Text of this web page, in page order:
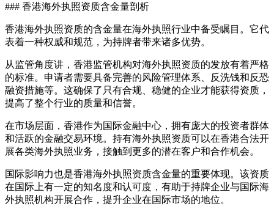
### 香港海外执照资质含金量剖析
香港海外执照资质的含金量在海外执照行业中备受瞩目。它代
表着一种权威和规范，为持牌者带来诸多优势。
从监管角度讲，香港监管机构对海外执照资质的发放有着严格
的标准。申请者需要具备完善的风险管理体系、反洗钱和反恐
融资措施等。这确保了只有合规、稳健的企业才能获得资质，
提高了整个行业的质量和信誉。
在市场层面，香港作为国际金融中心，拥有庞大的投资者群体
和活跃的金融交易环境。持有海外执照资质可以在香港合法开
展各类海外执照业务，接触到更多的潜在客户和合作机会。
国际影响力也是香港海外执照资质含金量的重要体现。该资质
在国际上有一定的知名度和认可度，有助于持牌企业与国际海
外执照机构开展合作，提升企业在国际市场的地位。